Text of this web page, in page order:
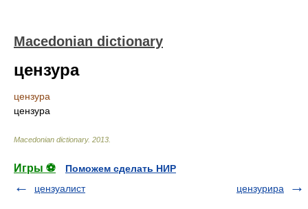
Macedonian dictionary
цензура
цензура
цензура
Macedonian dictionary. 2013
Игры ⚽
Поможем сделать НИР
цензуалист
цензурира